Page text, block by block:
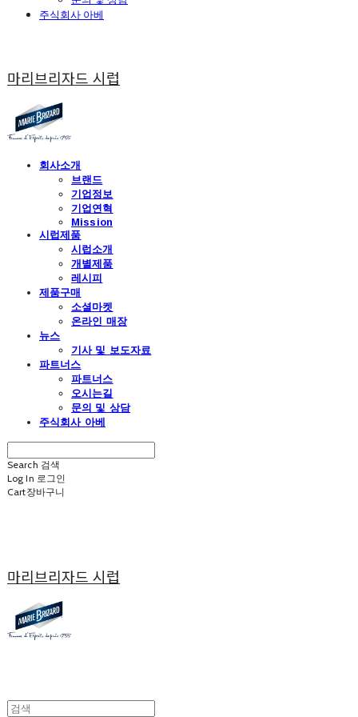
주식회사 아베
마리브리자드 시럽
회사소개
브랜드
기업정보
기업연혁
Mission
시럽제품
시럽소개
개별제품
레시피
제품구매
소셜마켓
온라인 매장
뉴스
기사 및 보도자료
파트너스
파트너스
오시는길
문의 및 상담
주식회사 아베
Search 검색
Log In 로그인
Cart장바구니
마리브리자드 시럽